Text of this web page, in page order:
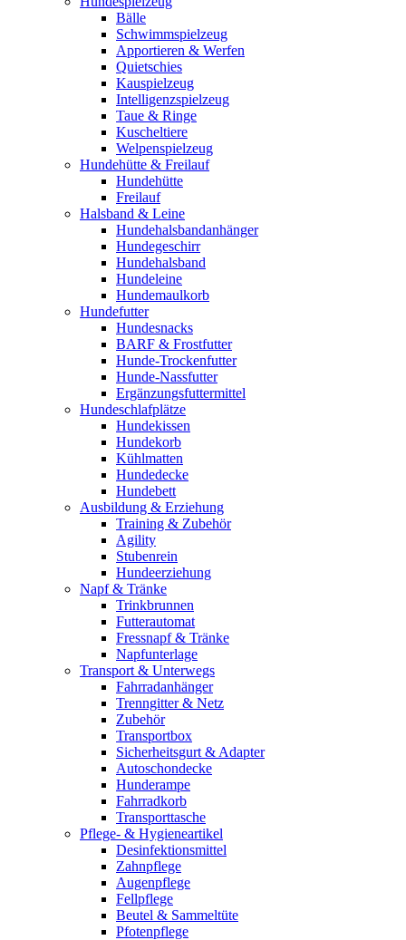
Bälle
Schwimmspielzeug
Apportieren & Werfen
Quietschies
Kauspielzeug
Intelligenzspielzeug
Taue & Ringe
Kuscheltiere
Welpenspielzeug
Hundehütte & Freilauf
Hundehütte
Freilauf
Halsband & Leine
Hundehalsbandanhänger
Hundegeschirr
Hundehalsband
Hundeleine
Hundemaulkorb
Hundefutter
Hundesnacks
BARF & Frostfutter
Hunde-Trockenfutter
Hunde-Nassfutter
Ergänzungsfuttermittel
Hundeschlafplätze
Hundekissen
Hundekorb
Kühlmatten
Hundedecke
Hundebett
Ausbildung & Erziehung
Training & Zubehör
Agility
Stubenrein
Hundeerziehung
Napf & Tränke
Trinkbrunnen
Futterautomat
Fressnapf & Tränke
Napfunterlage
Transport & Unterwegs
Fahrradanhänger
Trenngitter & Netz
Zubehör
Transportbox
Sicherheitsgurt & Adapter
Autoschondecke
Hunderampe
Fahrradkorb
Transporttasche
Pflege- & Hygieneartikel
Desinfektionsmittel
Zahnpflege
Augenpflege
Fellpflege
Beutel & Sammeltüte
Pfotenpflege